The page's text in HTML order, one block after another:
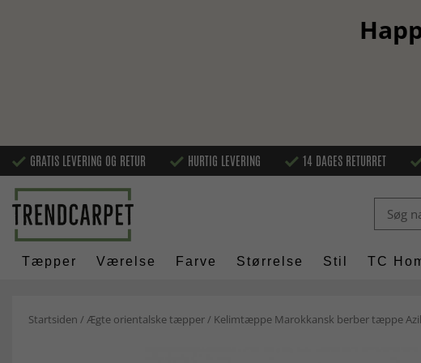
GRATIS LEVERING OG RETUR HURTIG LEVERING 14 DAGES RETURRET
Tæpper Værelse Farve Størrelse Stil TC
Startsiden /Ægte orientalske tæpper/ Kelimtæppe Marokkansk berber tæppe